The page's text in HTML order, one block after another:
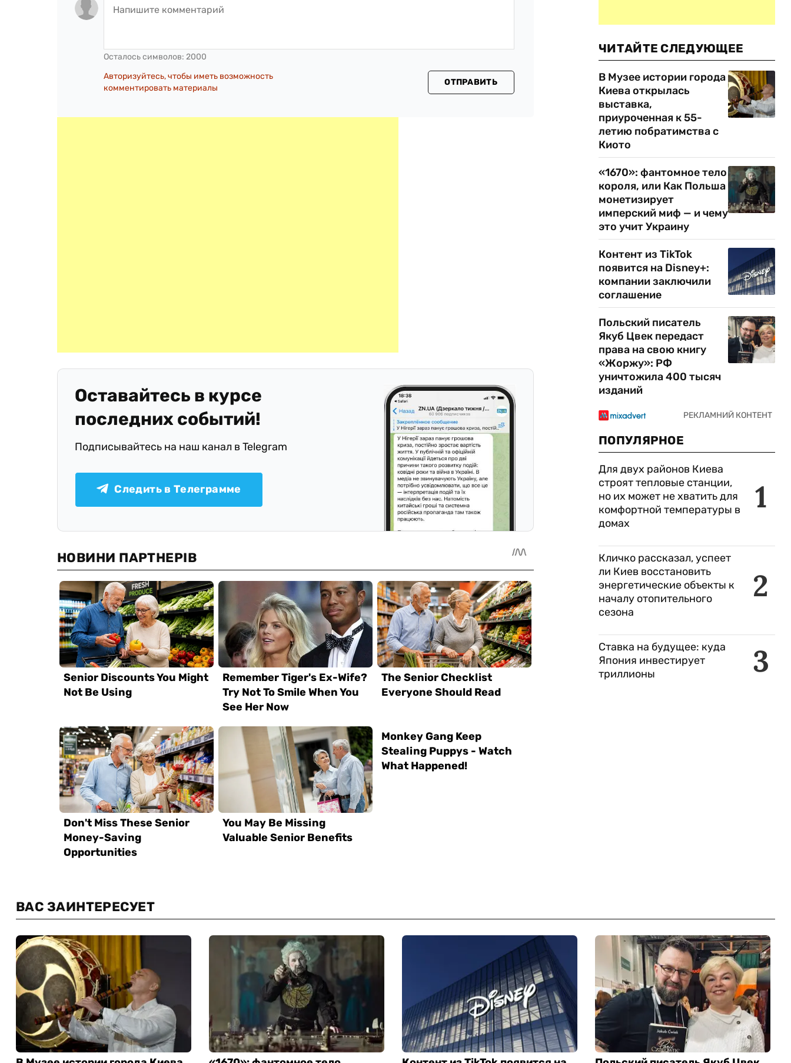
Осталось символов: 2000
Авторизуйтесь, чтобы иметь возможность
комментировать материалы
ОТПРАВИТЬ
Оставайтесь в курсе
последних событий!
Подписывайтесь на наш канал в Telegram
Следить в Телеграмме
ЧИТАЙТЕ СЛЕДУЮЩЕЕ
В Музее истории города
Киева открылась
выставка,
приуроченная к 55-
летию побратимства с
Киото
«1670»: фантомное тело
короля, или Как Польша
монетизирует
имперский миф — и чему
это учит Украину
Контент из TikTok
появится на Disney+:
компании заключили
соглашение
Польский писатель
Якуб Цвек передаст
права на свою книгу
«Жоржу»: РФ
уничтожила 400 тысяч
изданий
ПОПУЛЯРНОЕ
1
Для двух районов Киева
строят тепловые станции,
но их может не хватить для
комфортной температуры в
домах
2
Кличко рассказал, успеет
ли Киев восстановить
энергетические объекты к
началу отопительного
сезона
3
Ставка на будущее: куда
Япония инвестирует
триллионы
ВАС ЗАИНТЕРЕСУЕТ